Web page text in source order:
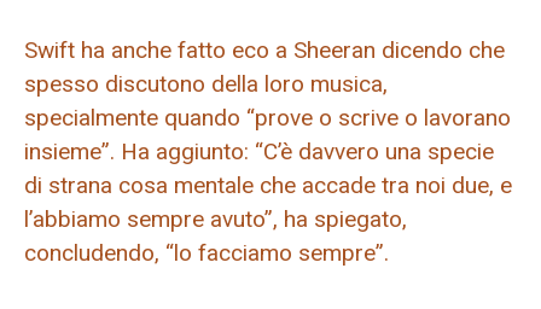
Swift ha anche fatto eco a Sheeran dicendo che
spesso discutono della loro musica,
specialmente quando “prove o scrive o lavorano
insieme”. Ha aggiunto: “C’è davvero una specie
di strana cosa mentale che accade tra noi due, e
l’abbiamo sempre avuto”, ha spiegato,
concludendo, “lo facciamo sempre”.